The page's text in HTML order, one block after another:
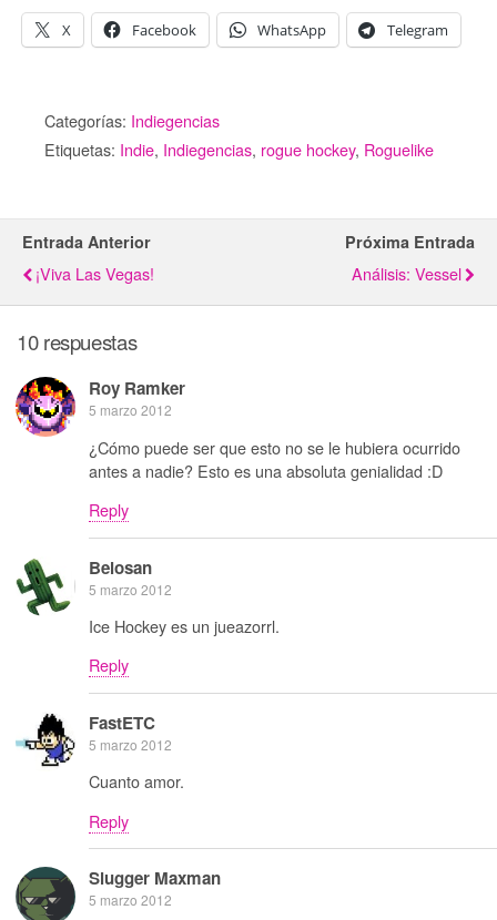
X Facebook WhatsApp Telegram
Categorías: Indiegencias
Etiquetas: Indie, Indiegencias, rogue hockey, Roguelike
Entrada Anterior
¡Viva Las Vegas!
Próxima Entrada
Análisis: Vessel
10 respuestas
Roy Ramker
5 marzo 2012
¿Cómo puede ser que esto no se le hubiera ocurrido
antes a nadie? Esto es una absoluta genialidad :D
Reply
Belosan
5 marzo 2012
Ice Hockey es un jueazorrl.
Reply
FastETC
5 marzo 2012
Cuanto amor.
Reply
Slugger Maxman
5 marzo 2012